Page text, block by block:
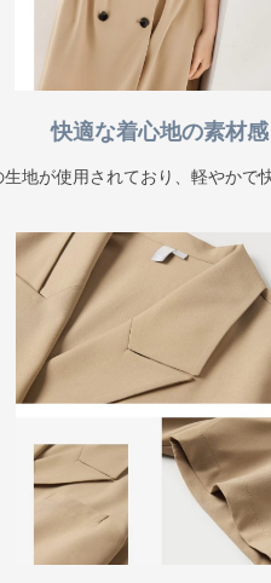
快適な着心地の素材感
地が使用されており、軽やかで